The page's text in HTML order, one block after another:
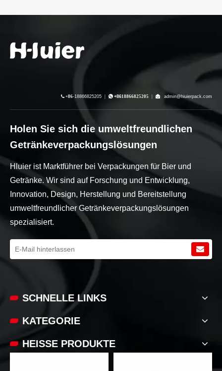
 +86-18866825205 |  +8618866825205 |  admin@hiuierpack.com
Holen Sie sich die umweltfreundlichen
Getränkeverpackungslösungen
Hluier ist Marktführer bei Verpackungen für Bier und
Getränke. Wir sind auf Forschung und Entwicklung,
Innovation, Design, Herstellung und Bereitstellung
umweltfreundlicher Getränkeverpackungslösungen
spezialisiert.
SCHNELLE LINKS
KATEGORIE
HEISSE PRODUKTE